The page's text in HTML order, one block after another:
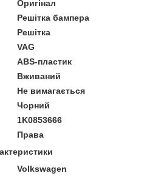
Оригінал
Решітка бампера
Решітка
VAG
ABS-пластик
Вживаний
Не вимагається
Чорний
1K0853666
Права
Volkswagen